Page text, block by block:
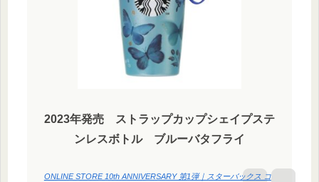
2023年発売 ストラップカップシェイプステ
ンレスボトル ブルーバタフライ
ONLINE STORE 10th ANNIVERSARY 第1弾｜スターバックス コ